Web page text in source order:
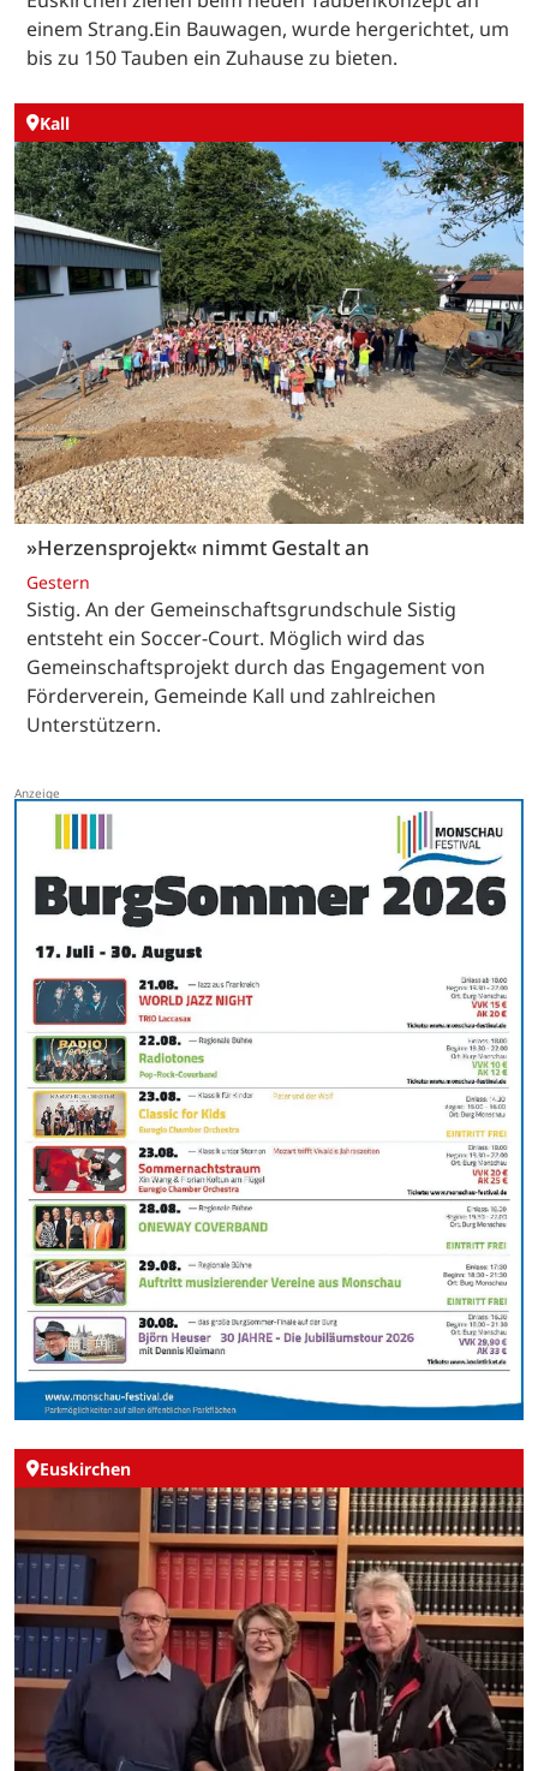
einem Strang.Ein Bauwagen, wurde hergerichtet, um
bis zu 150 Tauben ein Zuhause zu bieten.
Kall
»Herzensprojekt« nimmt Gestalt an
Gestern
Sistig. An der Gemeinschaftsgrundschule Sistig
entsteht ein Soccer-Court. Möglich wird das
Gemeinschaftsprojekt durch das Engagement von
Förderverein, Gemeinde Kall und zahlreichen
Unterstützern.
Euskirchen